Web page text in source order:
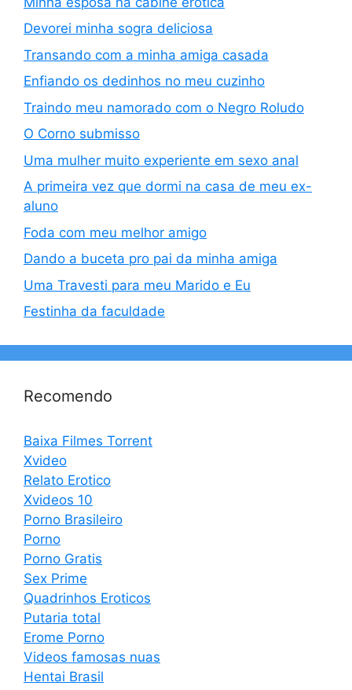
Devorei minha sogra deliciosa
Transando com a minha amiga casada
Enfiando os dedinhos no meu cuzinho
Traindo meu namorado com o Negro Roludo
O Corno submisso
Uma mulher muito experiente em sexo anal
A primeira vez que dormi na casa de meu ex-
aluno
Foda com meu melhor amigo
Dando a buceta pro pai da minha amiga
Uma Travesti para meu Marido e Eu
Festinha da faculdade
Recomendo
Baixa Filmes Torrent
Xvideo
Relato Erotico
Xvideos 10
Porno Brasileiro
Porno
Porno Gratis
Sex Prime
Quadrinhos Eroticos
Putaria total
Erome Porno
Videos famosas nuas
Hentai Brasil